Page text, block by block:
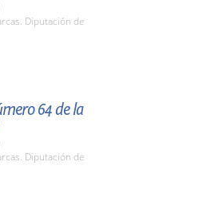
Diputación de
64 de la
Diputación de